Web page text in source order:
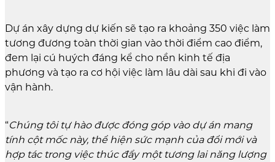
Dự án xây dựng dự kiến sẽ tạo ra khoảng 350 việc làm
tương đương toàn thời gian vào thời điểm cao điểm,
đem lại cú huých đáng kể cho nền kinh tế địa
phương và tạo ra cơ hội việc làm lâu dài sau khi đi vào
vận hành.
“Chúng tôi tự hào được đóng góp vào dự án mang
tính cột mốc này, thể hiện sức mạnh của đổi mới và
hợp tác trong việc thúc đẩy một tương lai năng lượng